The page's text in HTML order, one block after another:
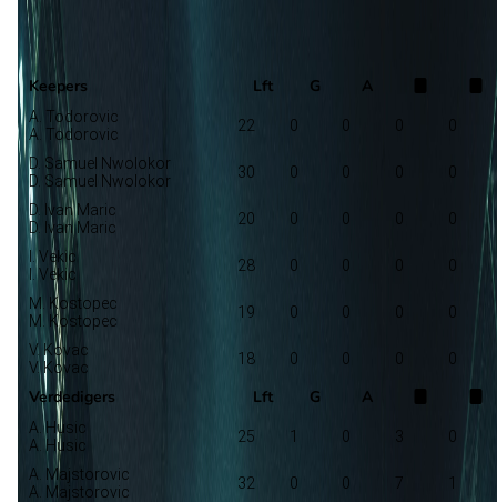
Rijeka
Selectie
Keepers Lft G A
A. Todorovic
A. Todorovic
22 0 0
D. Samuel Nwolokor
D. Samuel Nwolokor
30 0 0
D. Ivan Maric
D. Ivan Maric
20 0 0
I. Vekic
I. Vekic
28 0 0
M. Kostopec
M. Kostopec
19 0 0 0
V. Kovac
V. Kovac
18 0 0 0
Verdedigers Lft G A
A. Husic
A. Husic
25 1 0 3 0
A. Majstorovic
A. Majstorovic
32 0 0 7 1